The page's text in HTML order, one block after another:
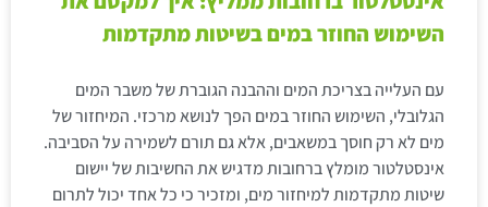
השימוש החוזר במים בשיטות מתקדמות
עם העלייה בצריכת המים וההבנה הגוברת של משבר המים
הגלובלי, השימוש החוזר במים הפך לנושא מרכזי. המיחזור של
מים לא רק חוסך במשאבים, אלא גם תורם לשמירה על הסביבה.
אינסטלטור מומלץ ברחובות מדגיש את החשיבות של יישום
שיטות מתקדמות למיחזור מים, ומזכיר כי כל אחד יכול לתרום